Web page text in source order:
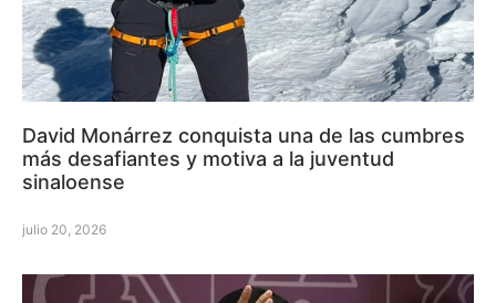
David Monárrez conquista una de las cumbres
más desafiantes y motiva a la juventud
sinaloense
julio 20, 2026